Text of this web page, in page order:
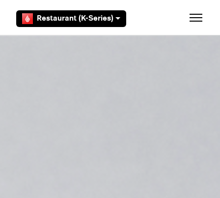
Restaurant (K-Series) Ouvrir/